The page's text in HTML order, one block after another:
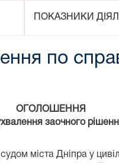
ПОКАЗНИКИ
по
ОГОЛОШЕННЯ
заочного
міста Дніпра у